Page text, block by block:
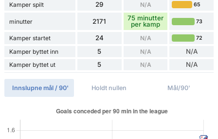
Kamper spilt 29 N/A 65
minutter 2171
75 minutter
per kamp
73
Kamper startet 24 N/A 72
Kamper byttet inn 5 N/A N/A
Kamper byttet ut 5 N/A N/A
Innslupne mål / 90' Holdt nullen Mål/90'